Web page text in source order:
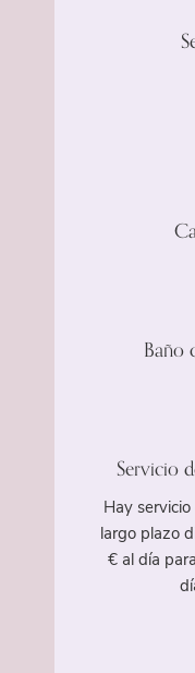
Baño
Servicio
Hay
largo plazo
€ al día